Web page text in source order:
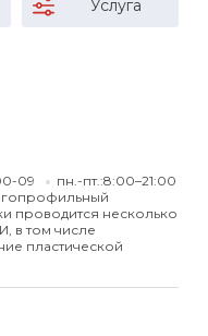
Услуга
09
пн.-пт.:8:00–21:00
проводится несколько
в том числе
пластической